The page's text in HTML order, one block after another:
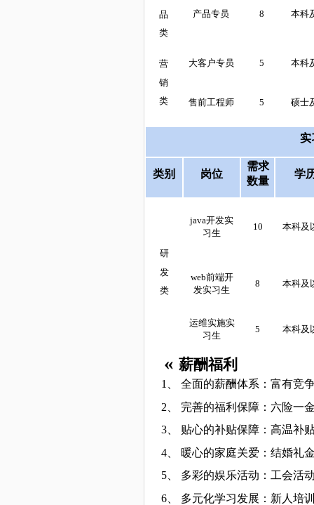
品
类
产品专员 8 本科
营
销
类
大客户专员 5 本科
售前工程师 5 硕士
实
类别 岗位
需求
数量
学
研
发
类
java开发实
习生
10 本科及
web前端开
发实习生
8 本科及
运维实施实
习生
5 本科及
« 薪酬福利
1、 全面的薪酬体系：富有竞
2、 完善的福利保障：六险一
3、 贴心的补贴保障：高温补
4、 暖心的家庭关爱：结婚礼
5、 多彩的娱乐活动： 工会活
6、 多元化学习发展： 新人培